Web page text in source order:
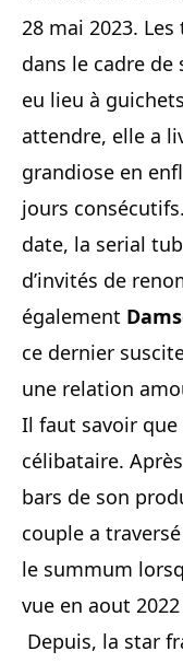
28 mai 2023.
dans le cadre de
eu lieu à
attendre, elle a
grandiose en
jours
date, la serial
d’invités de
également
ce dernier
une relation
Il faut savoir que
célibataire.
bars de son
couple a
le summum
vue en aout
Depuis, la star